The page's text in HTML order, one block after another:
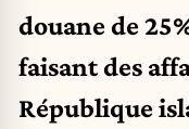
douane de
faisant des
République